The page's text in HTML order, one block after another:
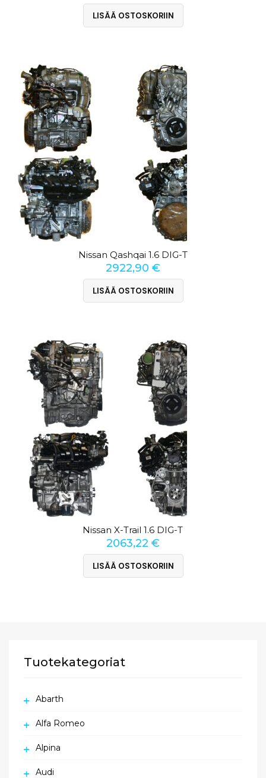
LISÄÄ OSTOSKORIIN
Nissan Qashqai 1.6 DIG-T
2922,90 €
LISÄÄ OSTOSKORIIN
Nissan X-Trail 1.6 DIG-T
2063,22 €
LISÄÄ OSTOSKORIIN
Tuotekategoriat
Abarth
Alfa Romeo
Alpina
Audi